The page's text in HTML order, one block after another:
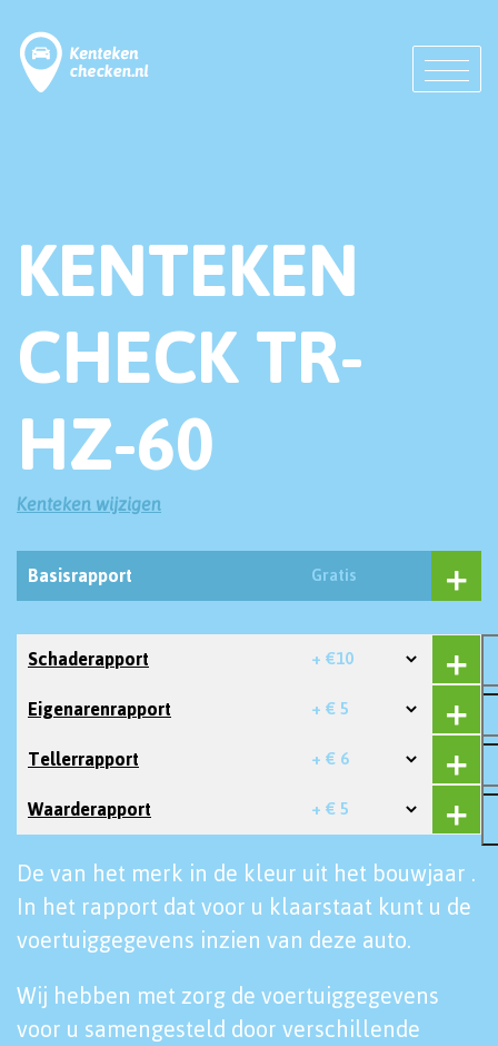
KENTEKEN
CHECK TR-
HZ-60
Kenteken wijzigen
Basisrapport Gratis
Schaderapport + €10
Eigenarenrapport + € 5
Tellerrapport + € 6
Waarderapport + € 5
De van het merk in de kleur uit het bouwjaar .
In het rapport dat voor u klaarstaat kunt u de
voertuiggegevens inzien van deze auto.
Wij hebben met zorg de voertuiggegevens
voor u samengesteld door verschillende